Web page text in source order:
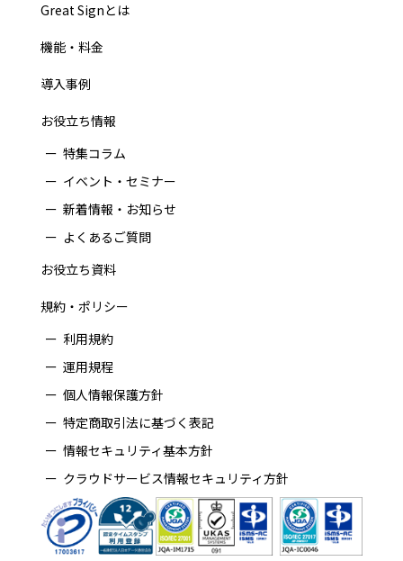
Great Signとは
機能・料金
導入事例
お役立ち情報
特集コラム
イベント・セミナー
新着情報・お知らせ
よくあるご質問
お役立ち資料
規約・ポリシー
利用規約
運用規程
個人情報保護方針
特定商取引法に基づく表記
情報セキュリティ基本方針
クラウドサービス情報セキュリティ方針